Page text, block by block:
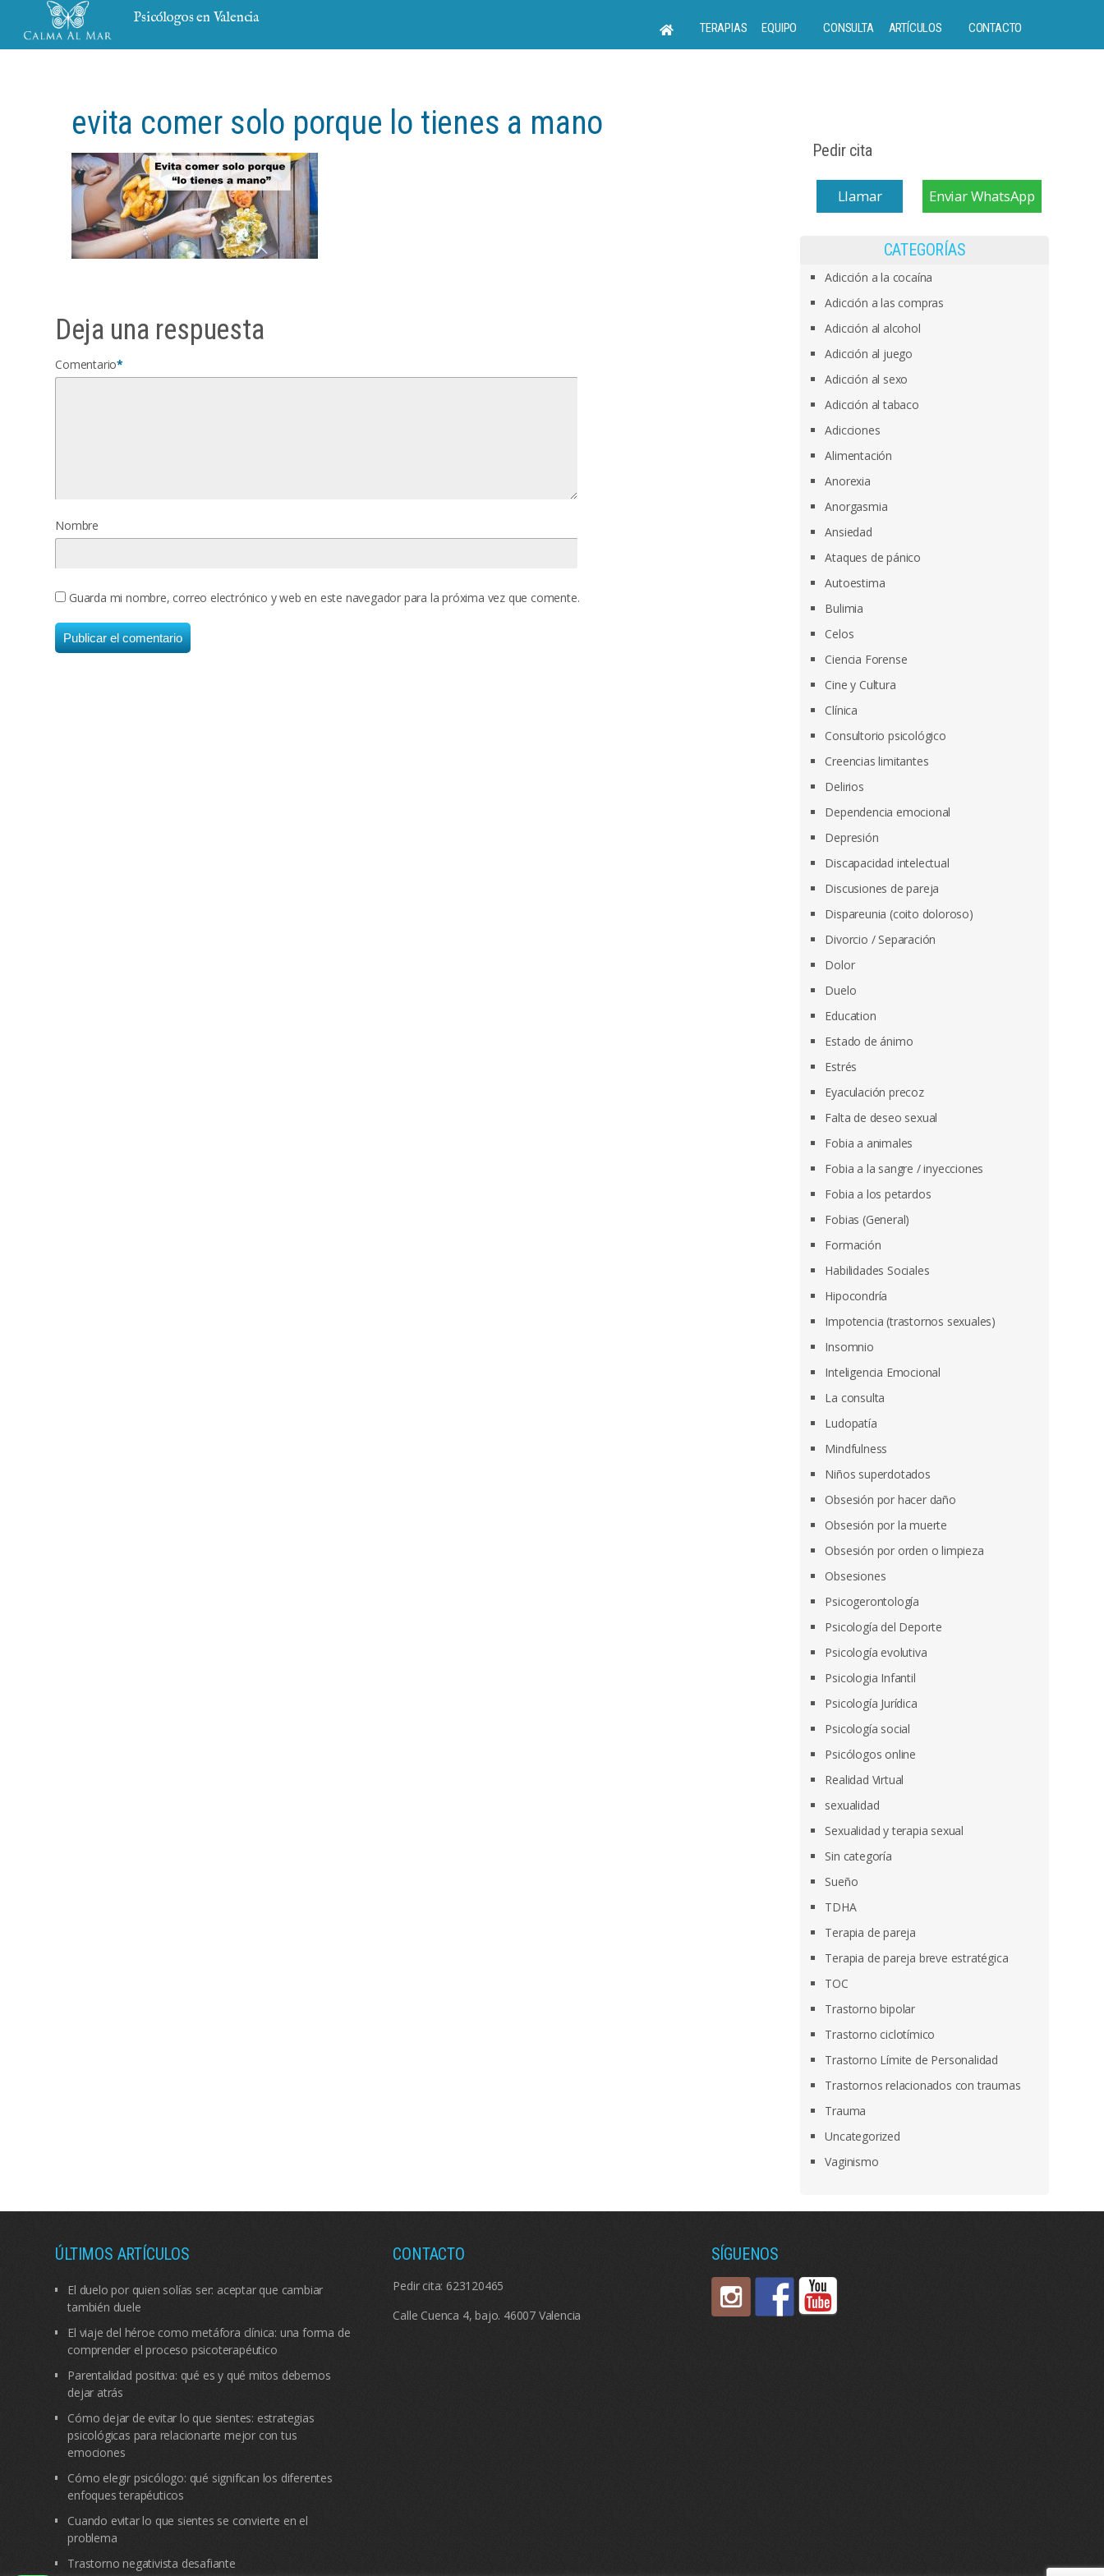
Psicólogos en Valencia
TERAPIAS EQUIPO CONSULTA ARTÍCULOS CONTACTO
evita comer solo porque lo tienes a mano
Deja una respuesta
Comentario*
Nombre
Guarda mi nombre, correo electrónico y web en este navegador para la próxima vez que comente.
Pedir cita
Llamar Enviar WhatsApp
CATEGORÍAS
Adicción a la cocaína
Adicción a las compras
Adicción al alcohol
Adicción al juego
Adicción al sexo
Adicción al tabaco
Adicciones
Alimentación
Anorexia
Anorgasmia
Ansiedad
Ataques de pánico
Autoestima
Bulimia
Celos
Ciencia Forense
Cine y Cultura
Clínica
Consultorio psicológico
Creencias limitantes
Delirios
Dependencia emocional
Depresión
Discapacidad intelectual
Discusiones de pareja
Dispareunia (coito doloroso)
Divorcio / Separación
Dolor
Duelo
Education
Estado de ánimo
Estrés
Eyaculación precoz
Falta de deseo sexual
Fobia a animales
Fobia a la sangre / inyecciones
Fobia a los petardos
Fobias (General)
Formación
Habilidades Sociales
Hipocondría
Impotencia (trastornos sexuales)
Insomnio
Inteligencia Emocional
La consulta
Ludopatía
Mindfulness
Niños superdotados
Obsesión por hacer daño
Obsesión por la muerte
Obsesión por orden o limpieza
Obsesiones
Psicogerontología
Psicología del Deporte
Psicología evolutiva
Psicologia Infantil
Psicología Jurídica
Psicología social
Psicólogos online
Realidad Virtual
sexualidad
Sexualidad y terapia sexual
Sin categoría
Sueño
TDHA
Terapia de pareja
Terapia de pareja breve estratégica
TOC
Trastorno bipolar
Trastorno ciclotímico
Trastorno Límite de Personalidad
Trastornos relacionados con traumas
Trauma
Uncategorized
Vaginismo
ÚLTIMOS ARTÍCULOS
El duelo por quien solías ser: aceptar que cambiar
también duele
El viaje del héroe como metáfora clínica: una forma de
comprender el proceso psicoterapéutico
Parentalidad positiva: qué es y qué mitos debemos
dejar atrás
Cómo dejar de evitar lo que sientes: estrategias
psicológicas para relacionarte mejor con tus
emociones
Cómo elegir psicólogo: qué significan los diferentes
enfoques terapéuticos
Cuando evitar lo que sientes se convierte en el
problema
Trastorno negativista desafiante
CONTACTO
Pedir cita: 623120465
Calle Cuenca 4, bajo. 46007 Valencia
SÍGUENOS